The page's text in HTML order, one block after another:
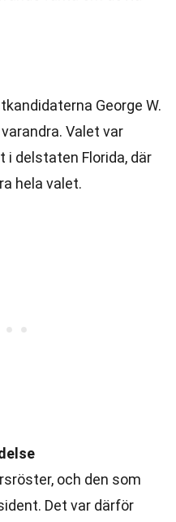
George W.
Valet var
delstaten Florida, där
hela valet.
och den som
Det var därför